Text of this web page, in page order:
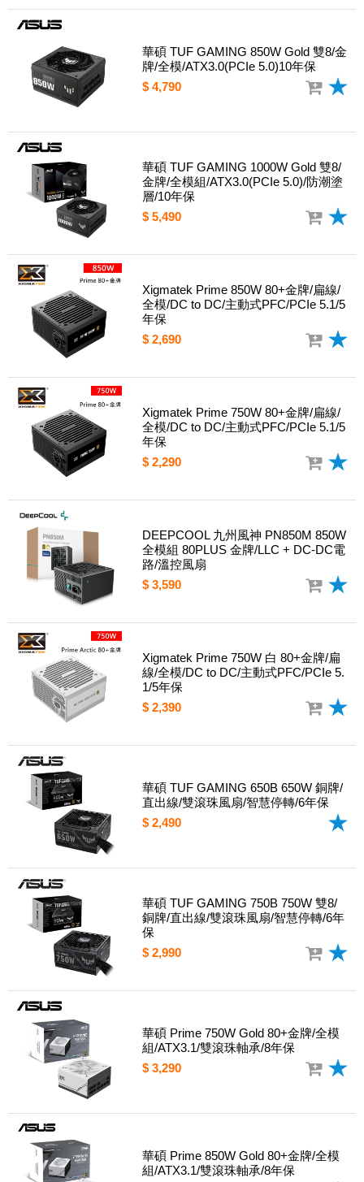
華碩 TUF GAMING 850W Gold 雙8/金
牌/全模/ATX3.0(PCIe 5.0)10年保
$ 4,790
華碩 TUF GAMING 1000W Gold 雙8/
金牌/全模組/ATX3.0(PCIe 5.0)/防潮塗
層/10年保
$ 5,490
Xigmatek Prime 850W 80+金牌/扁線/
全模/DC to DC/主動式PFC/PCIe 5.1/5
年保
$ 2,690
Xigmatek Prime 750W 80+金牌/扁線/
全模/DC to DC/主動式PFC/PCIe 5.1/5
年保
$ 2,290
DEEPCOOL 九州風神 PN850M 850W
全模組 80PLUS 金牌/LLC + DC-DC電
路/溫控風扇
$ 3,590
Xigmatek Prime 750W 白 80+金牌/扁
線/全模/DC to DC/主動式PFC/PCIe 5.
1/5年保
$ 2,390
華碩 TUF GAMING 650B 650W 銅牌/
直出線/雙滾珠風扇/智慧停轉/6年保
$ 2,490
華碩 TUF GAMING 750B 750W 雙8/
銅牌/直出線/雙滾珠風扇/智慧停轉/6年
保
$ 2,990
華碩 Prime 750W Gold 80+金牌/全模
組/ATX3.1/雙滾珠軸承/8年保
$ 3,290
華碩 Prime 850W Gold 80+金牌/全模
組/ATX3.1/雙滾珠軸承/8年保